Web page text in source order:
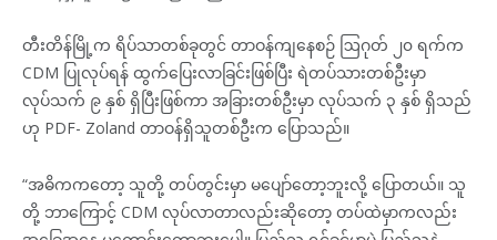
တီးတိန်မြို့က ရိပ်သာတစ်ခုတွင် တာဝန်ကျနေစဉ် ဩဂုတ် ၂၀ ရက်က
CDM ပြုလုပ်ရန် ထွက်ပြေးလာခြင်းဖြစ်ပြီး ရဲတပ်သားတစ်ဦးမှာ
လုပ်သက် ၉ နှစ် ရှိပြီးဖြစ်ကာ အခြားတစ်ဦးမှာ လုပ်သက် ၃ နှစ် ရှိသည်
ဟု PDF- Zoland တာဝန်ရှိသူတစ်ဦးက ပြောသည်။
“အဓိကကတော့ သူတို့ တပ်တွင်းမှာ မပျော်တော့ဘူးလို့ ပြောတယ်။ သူ
တို့ ဘာကြောင့် CDM လုပ်လာတာလည်းဆိုတော့ တပ်ထဲမှာကလည်း